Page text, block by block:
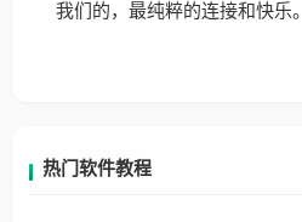
我们的，最纯粹的连接和快乐。
热门软件教程